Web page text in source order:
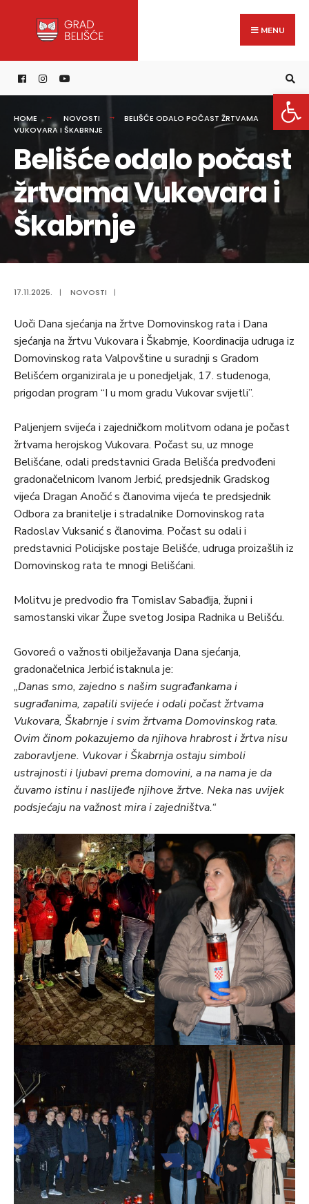
content
MENU
HOME NOVOSTI
BELIŠĆE ODALO POČAST ŽRTVAMA
VUKOVARA I ŠKABRNJE
Belišće odalo počast
žrtvama Vukovara i
Škabrnje
17.11.2025. | NOVOSTI |
Uoči Dana sjećanja na žrtve Domovinskog rata i Dana
sjećanja na žrtvu Vukovara i Škabrnje, Koordinacija udruga iz
Domovinskog rata Valpovštine u suradnji s Gradom
Belišćem organizirala je u ponedjeljak, 17. studenoga,
prigodan program “I u mom gradu Vukovar svijetli”.
Paljenjem svijeća i zajedničkom molitvom odana je počast
žrtvama herojskog Vukovara. Počast su, uz mnoge
Belišćane, odali predstavnici Grada Belišća predvođeni
gradonačelnicom Ivanom Jerbić, predsjednik Gradskog
vijeća Dragan Anočić s članovima vijeća te predsjednik
Odbora za branitelje i stradalnike Domovinskog rata
Radoslav Vuksanić s članovima. Počast su odali i
predstavnici Policijske postaje Belišće, udruga proizašlih iz
Domovinskog rata te mnogi Belišćani.
Molitvu je predvodio fra Tomislav Sabađija, župni i
samostanski vikar Župe svetog Josipa Radnika u Belišću.
Govoreći o važnosti obilježavanja Dana sjećanja,
gradonačelnica Jerbić istaknula je:
„Danas smo, zajedno s našim sugrađankama i
sugrađanima, zapalili svijeće i odali počast žrtvama
Vukovara, Škabrnje i svim žrtvama Domovinskog rata.
Ovim činom pokazujemo da njihova hrabrost i žrtva nisu
zaboravljene. Vukovar i Škabrnja ostaju simboli
ustrajnosti i ljubavi prema domovini, a na nama je da
čuvamo istinu i naslijeđe njihove žrtve. Neka nas uvijek
podsjećaju na važnost mira i zajedništva.“
for: